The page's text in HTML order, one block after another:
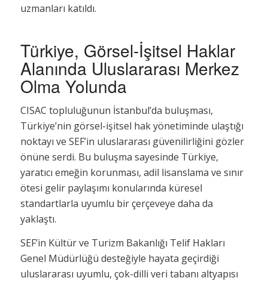
uzmanları katıldı.
Türkiye, Görsel-İşitsel Haklar
Alanında Uluslararası Merkez
Olma Yolunda
CISAC topluluğunun İstanbul’da buluşması,
Türkiye’nin görsel-işitsel hak yönetiminde ulaştığı
noktayı ve SEF’in uluslararası güvenilirliğini gözler
önüne serdi. Bu buluşma sayesinde Türkiye,
yaratıcı emeğin korunması, adil lisanslama ve sınır
ötesi gelir paylaşımı konularında küresel
standartlarla uyumlu bir çerçeveye daha da
yaklaştı.
SEF’in Kültür ve Turizm Bakanlığı Telif Hakları
Genel Müdürlüğü desteğiyle hayata geçirdiği
uluslararası uyumlu, çok-dilli veri tabanı altyapısı